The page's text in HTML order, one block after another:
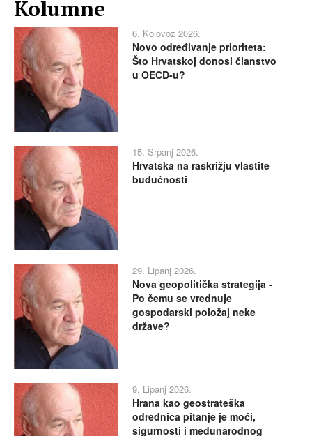
Kolumne
6. Kolovoz 2026.
Novo određivanje prioriteta:
Što Hrvatskoj donosi članstvo
u OECD-u?
15. Srpanj 2026.
Hrvatska na raskrižju vlastite
budućnosti
29. Lipanj 2026.
Nova geopolitička strategija -
Po čemu se vrednuje
gospodarski položaj neke
države?
9. Lipanj 2026.
Hrana kao geostrateška
odrednica pitanje je moći,
sigurnosti i međunarodnog